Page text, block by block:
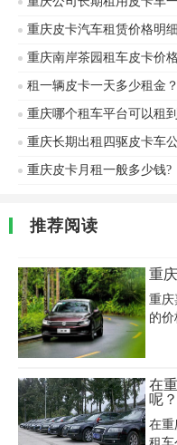
重庆皮卡汽车租赁价格明
重庆南岸茶园租车皮卡价
租一辆皮卡一天多少租金？
重庆哪个租车平台可以租
重庆长期出租四驱皮卡车
重庆皮卡月租一般多少钱?
推荐阅读
重
重庆
的
车公
型轿
日租
在
呢？
在重